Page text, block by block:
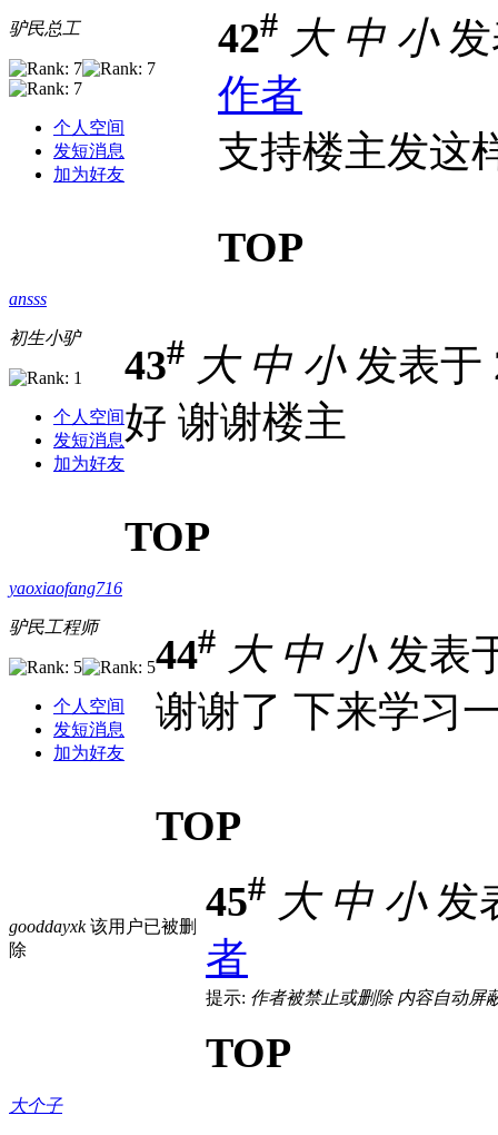
驴民总工
个人空间
发短消息
加为好友
42# 大 中 小发
作者
支持楼主发这
TOP
ansss
初生小驴
个人空间
发短消息
加为好友
43# 大 中 小发表于
好 谢谢楼主
TOP
yaoxiaofang716
驴民工程师
个人空间
发短消息
加为好友
44# 大 中 小发表
谢谢了 下来学习
TOP
gooddayxk该用户已被删
除
45# 大 中 小发
者
提示: 作者被禁止或删除 内容自动屏
TOP
大个子